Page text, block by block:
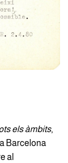
els àmbits,
Barcelona
al